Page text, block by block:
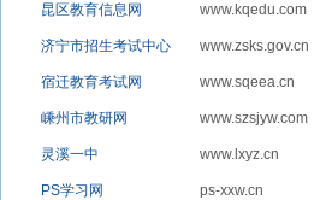
昆区教育信息网 www.kqedu.com
济宁市招生考试中心 www.zsks.gov.cn
宿迁教育考试网 www.sqeea.cn
嵊州市教研网 www.szsjyw.com
灵溪一中 www.lxyz.cn
PS学习网 ps-xxw.cn